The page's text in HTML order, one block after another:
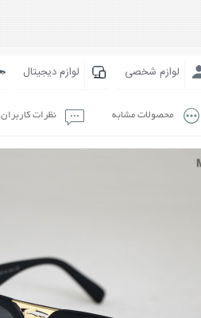
لوازم شخصی لوازم دیجیتال
محصولات مشابه نظرات کاربران